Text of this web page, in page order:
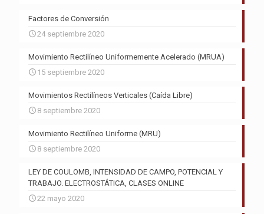
Factores de Conversión
24 septiembre 2020
Movimiento Rectilíneo Uniformemente Acelerado (MRUA)
15 septiembre 2020
Movimientos Rectilíneos Verticales (Caída Libre)
8 septiembre 2020
Movimiento Rectilíneo Uniforme (MRU)
8 septiembre 2020
LEY DE COULOMB, INTENSIDAD DE CAMPO, POTENCIAL Y
TRABAJO. ELECTROSTÁTICA, CLASES ONLINE
22 mayo 2020